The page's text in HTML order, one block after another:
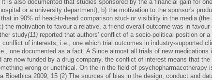
is also documented that studies sponsored by the a financial gain for
or a university department); b) the motivation to the sponsor's
in 90% of head-to-head comparison stud- or visibility in the media
the motivation to favour a relative, a friend overall outcome was in
study(11) reported that authors' conflict of a socio-political position or a
of interests, i.e., one which trial outcomes in industry-supported
one documented as a fact. A Since almost all trials of new medications
now funded by a drug company, the conflict of interest means that
wrong or unethical. On the in the field of psychopharmacotherapy
Bioethica 2009; 15 (2) The sources of bias in the design, conduct and